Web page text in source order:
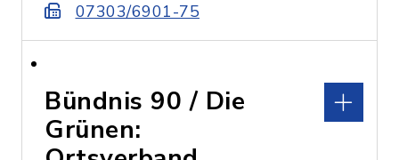
07303/6901-75
Bündnis 90 / Die
Grünen: